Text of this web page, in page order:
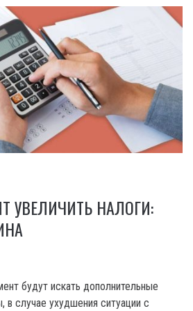
УВЕЛИЧИТЬ НАЛОГИ:
будут искать дополнительные
в случае ухудшения ситуации с